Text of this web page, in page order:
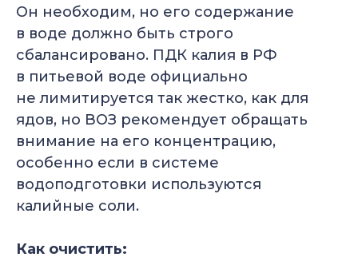
Он необходим, но его содержание
в воде должно быть строго
сбалансировано. ПДК калия в РФ
в питьевой воде официально
не лимитируется так жестко, как для
ядов, но ВОЗ рекомендует обращать
внимание на его концентрацию,
особенно если в системе
водоподготовки используются
калийные соли.
Как очистить: